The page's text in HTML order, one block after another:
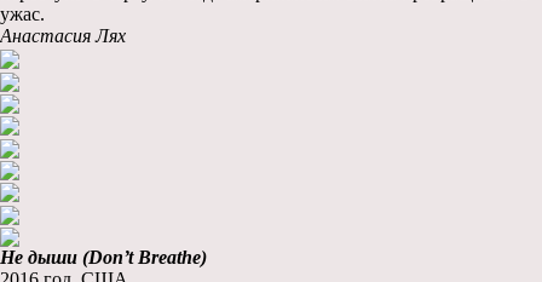
ужас.
Анастасия Лях
Не дыши (Don’t Breathe)